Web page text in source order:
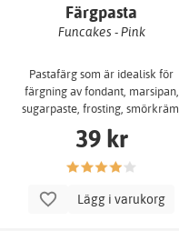
Färgpasta
Funcakes - Pink
Pastafärg som är idealisk för
färgning av fondant, marsipan,
sugarpaste, frosting, smörkräm,
enchanted cream m.m.
39 kr
Lägg i varukorg